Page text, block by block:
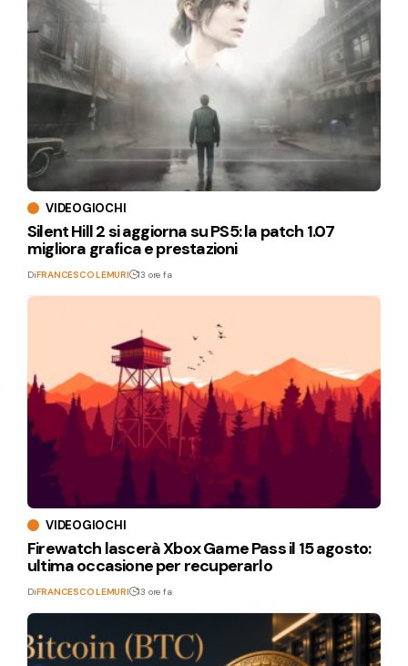
VIDEOGIOCHI
Silent Hill 2 si aggiorna su PS5: la patch 1.07
migliora grafica e prestazioni
DiFRANCESCO LEMURI 13 ore fa
VIDEOGIOCHI
Firewatch lascerà Xbox Game Pass il 15 agosto:
ultima occasione per recuperarlo
DiFRANCESCO LEMURI 13 ore fa